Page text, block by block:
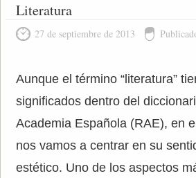
Literatura
27 de septiembre de 2013
Aunque el término “literatura”
significados dentro del
Academia Española (RAE), en
nos vamos a centrar en su
estético. Uno de los aspectos